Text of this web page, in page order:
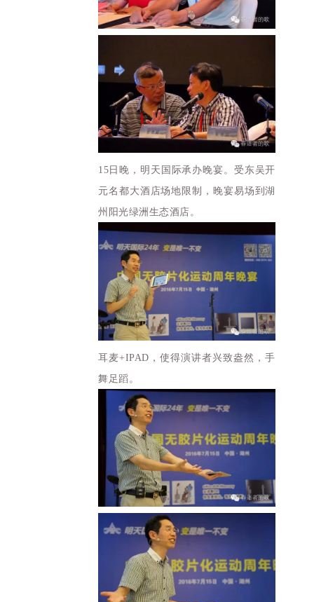
15日晚，明天国际承办晚宴。受东吴开
元名都大酒店场地限制，晚宴易场到湖
州阳光绿洲生态酒店。
耳麦+IPAD，使得演讲者兴致盎然，手
舞足蹈。